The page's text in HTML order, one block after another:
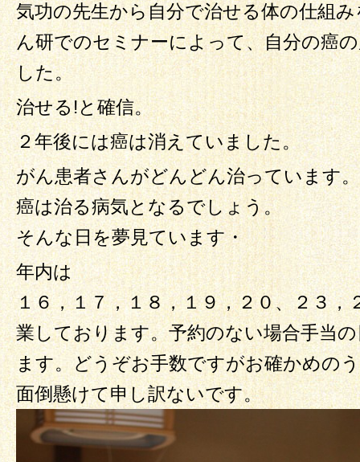
気功の先生から自分で治せる体の仕組
ん研でのセミナーによって、自分の癌
した。
治せる!と確信。
２年後には癌は消えていました。
がん患者さんがどんどん治っています
癌は治る病気となるでしょう。
そんな日を夢見ています・
年内は
１６，１７，１８，１９，２０、２３，
業しております。予約のない場合手当
ます。どうぞお手数ですがお確かめの
面倒懸けて申し訳ないです。